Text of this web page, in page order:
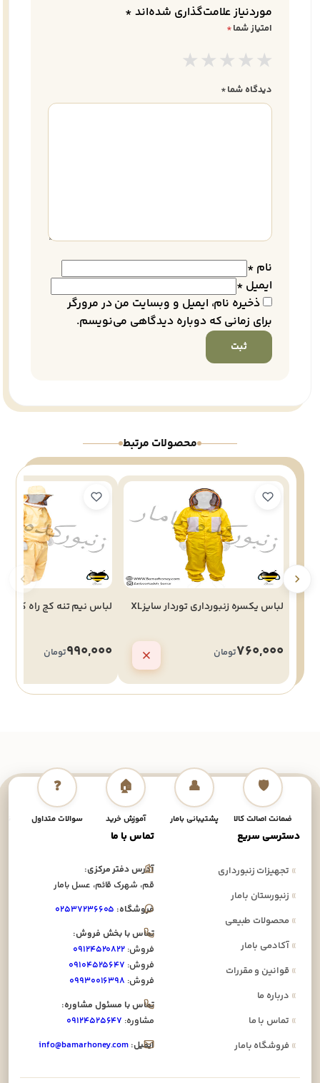
موردنیاز علامت‌گذاری شده‌اند *
امتیاز شما*
دیدگاه شما*
نام *
ایمیل *
ذخیره نام، ایمیل و وبسایت من در مرورگر
برای زمانی که دوباره دیدگاهی می‌نویسم.
محصولات مرتبط
لباس یکسره زنبورداری توردار سایزXL
760,000تومان
لباس نیم تنه کج راه کلاه گرد رنگ زرد
990,000تومان
🛡️
ضمانت اصالت کالا
👤
پشتیبانی بامار
🏠
آموزش خرید
❓
سوالات متداول
دسترسی سریع
»تجهیزات زنبورداری
»زنبورستان بامار
»محصولات طبیعی
»آکادمی بامار
»قوانین و مقررات
»درباره ما
»تماس با ما
»فروشگاه بامار
تماس با ما
آدرس دفتر مرکزی:
قم، شهرک قائم، عسل بامار
فروشگاه: ۰۲۵۳۷۲۳۶۶۰۵
تماس با بخش فروش:
فروش: ۰۹۱۲۴۵۲۰۸۲۲
فروش: ۰۹۱۰۴۵۲۵۶۴۷
فروش: ۰۹۹۳۰۰۱۶۳۹۸
تماس با مسئول مشاوره:
مشاوره: ۰۹۱۲۴۵۲۵۶۴۷
ایمیل: info@bamarhoney.com